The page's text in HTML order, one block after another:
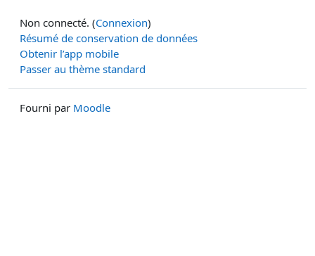
Non connecté. (Connexion)
Résumé de conservation de données
Obtenir l’app mobile
Passer au thème standard
Fourni par Moodle